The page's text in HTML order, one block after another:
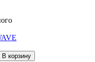
В корзину